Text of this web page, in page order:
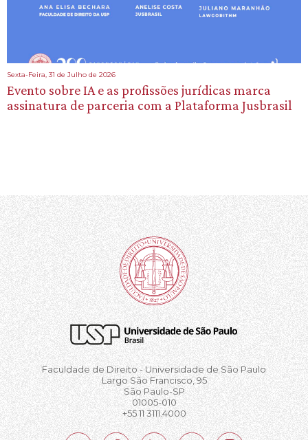
Sexta-Feira, 31 de Julho de 2026
Evento sobre IA e as profissões jurídicas marca
assinatura de parceria com a Plataforma Jusbrasil
Faculdade de Direito - Universidade de São Paulo
Largo São Francisco, 95
São Paulo-SP
01005-010
+55 11 3111.4000